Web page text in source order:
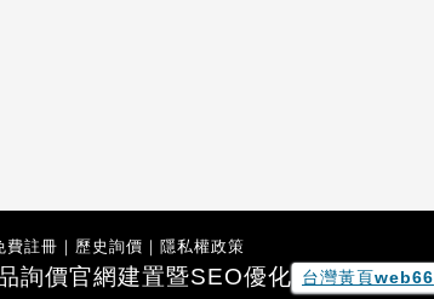
費註冊 ｜ 歷史詢價 ｜ 隱私權政策
詢價官網建置暨SEO優化 台灣黃頁web66